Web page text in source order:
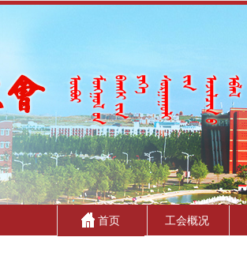
首页 工会概况